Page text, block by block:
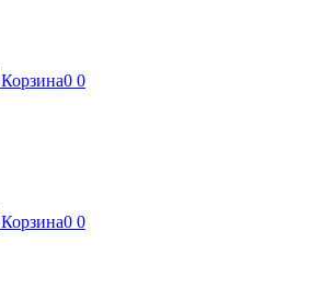
Корзина0 0
Корзина0 0